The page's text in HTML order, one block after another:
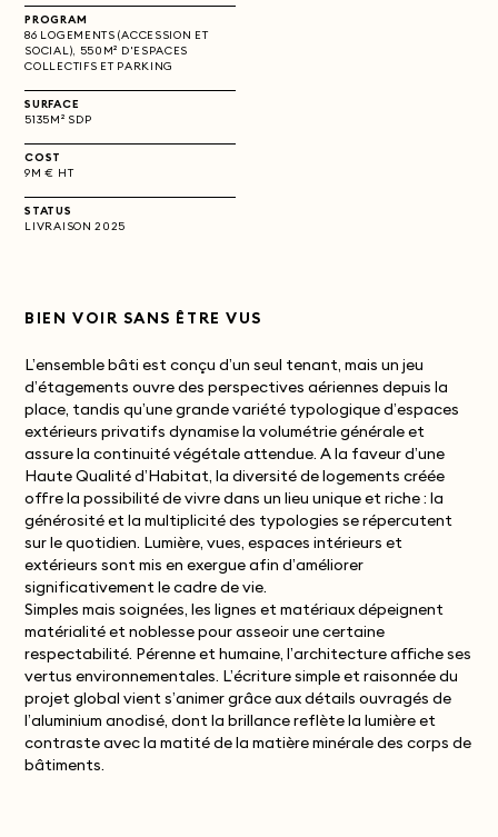
PROGRAM
86 LOGEMENTS (ACCESSION ET
SOCIAL), 550M² D'ESPACES
COLLECTIFS ET PARKING
SURFACE
5135M² SDP
COST
9M € HT
STATUS
LIVRAISON 2025
BIEN VOIR SANS ÊTRE VUS
L’ensemble bâti est conçu d’un seul tenant, mais un jeu
d’étagements ouvre des perspectives aériennes depuis la
place, tandis qu’une grande variété typologique d’espaces
extérieurs privatifs dynamise la volumétrie générale et
assure la continuité végétale attendue.A la faveur d’une
Haute Qualité d’Habitat, la diversité de logements créée
offre la possibilité de vivre dans un lieu unique et riche : la
générosité et la multiplicité des typologies se répercutent
sur le quotidien. Lumière, vues, espaces intérieurs et
extérieurs sont mis en exergue afin d’améliorer
significativement le cadre de vie.
Simples mais soignées, les lignes et matériaux dépeignent
matérialité et noblesse pour asseoir une certaine
respectabilité. Pérenne et humaine, l’architecture affiche ses
vertus environnementales. L’écriture simple et raisonnée du
projet global vient s’animer grâce aux détails ouvragés de
l’aluminium anodisé, dont la brillance reflète la lumière et
contraste avec la matité de la matière minérale des corps de
bâtiments.